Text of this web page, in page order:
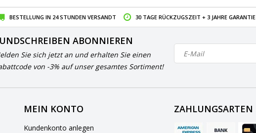
BESTELLUNG IN 24 STUNDEN VERSANDT 30 TAGE RÜCKZUGSZEIT + 3 JAHRE GARANTIE
ABONNIEREN
Sie sich jetzt an und erhalten Sie einen
von -3% auf unser gesamtes Sortiment!
MEIN KONTO
Kundenkonto anlegen
ZAHLUNGSARTEN